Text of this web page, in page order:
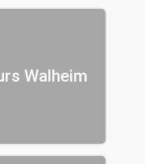
Walheim